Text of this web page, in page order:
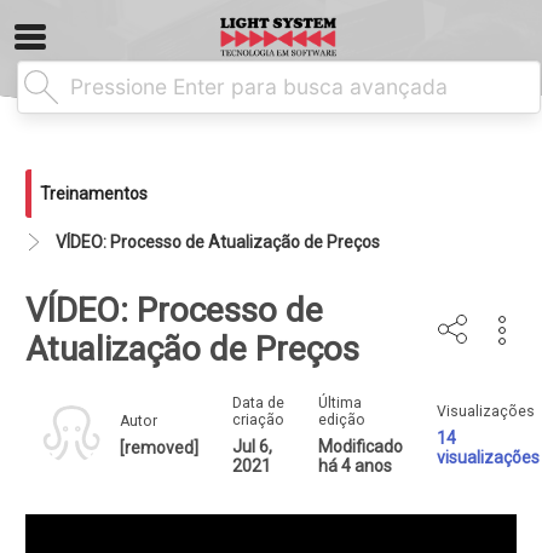
Treinamentos
VÍDEO: Processo de Atualização de Preços
VÍDEO: Processo de
Atualização de Preços
Autor
[removed]
Data de
criação
Jul 6,
2021
Última
edição
Modificado
há 4 anos
Visualizações
14
visualizações